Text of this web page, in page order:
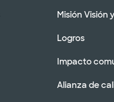
Misión Visión
Logros
Impacto
Alianza de